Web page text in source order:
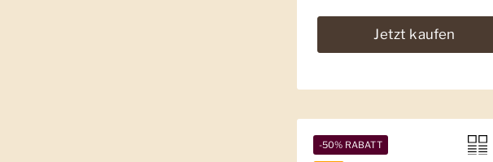
Jetzt kaufen
-50% RABATT